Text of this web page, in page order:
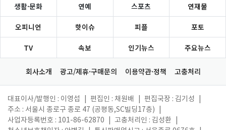
생활·문화 연예 스포츠 연재물
오피니언 핫이슈 피플 포토
TV 속보 인기뉴스 주요뉴스
회사소개 광고/제휴·구매문의 이용약관·정책 고충처리
대표이사/발행인 : 이영섭 편집인 : 채원배 편집국장 : 김기성
주소 : 서울시 종로구 종로 47 (공평동,SC빌딩17층)
사업자등록번호 : 101-86-62870
고충처리인 : 김성환